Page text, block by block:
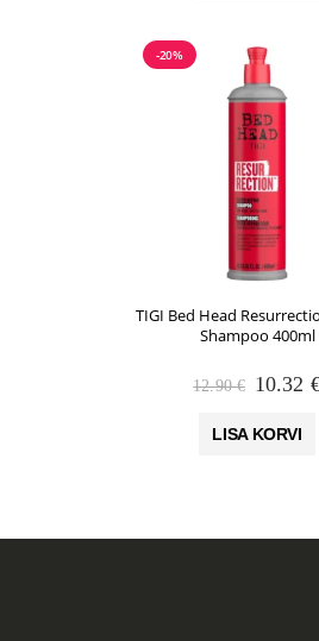
-20%
TIGI Bed Head
Shampoo 400ml
12.90€ Algne
oli:
12.90 €.
10.32
LISA KORVI